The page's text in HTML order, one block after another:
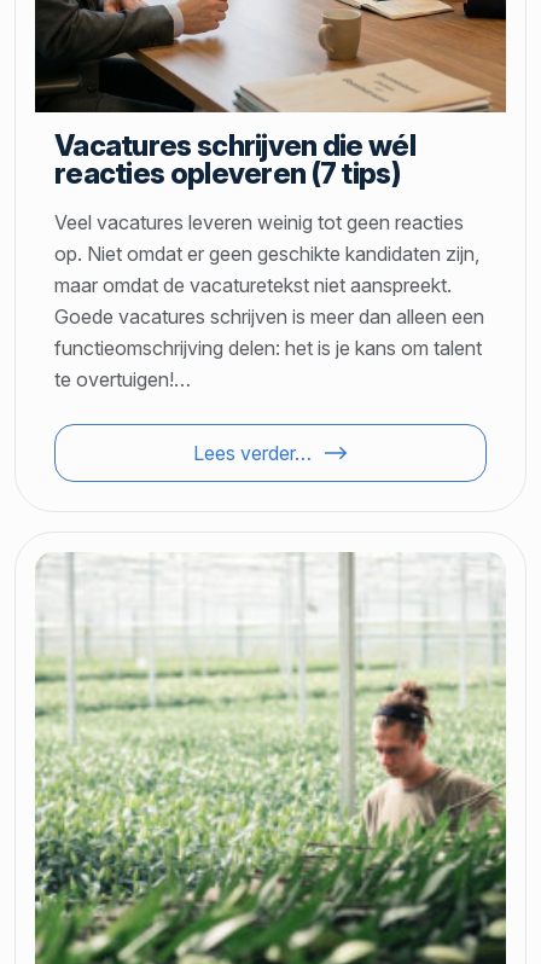
Vacatures schrijven die wél
reacties opleveren (7 tips)
Veel vacatures leveren weinig tot geen reacties
op. Niet omdat er geen geschikte kandidaten zijn,
maar omdat de vacaturetekst niet aanspreekt.
Goede vacatures schrijven is meer dan alleen een
functieomschrijving delen: het is je kans om talent
te overtuigen!…
Lees verder…